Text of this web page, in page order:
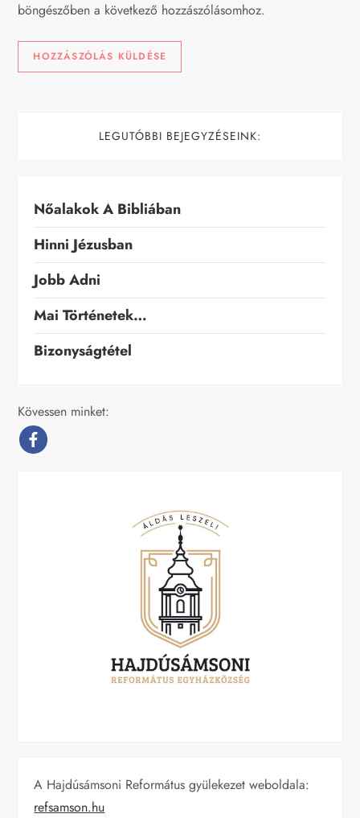
böngészőben a következő hozzászólásomhoz.
LEGUTÓBBI BEJEGYZÉSEINK:
Nőalakok A Bibliában
Hinni Jézusban
Jobb Adni
Mai Történetek…
Bizonyságtétel
Kövessen minket:
A Hajdúsámsoni Református gyülekezet weboldala:
refsamson.hu